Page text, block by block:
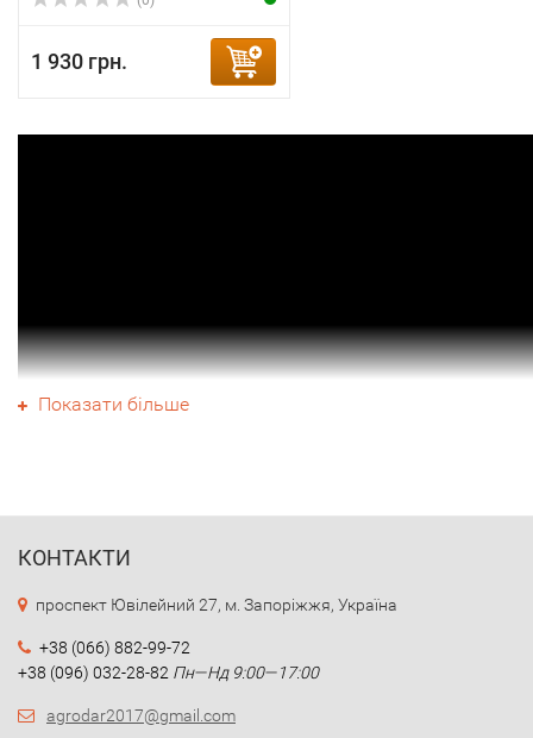
1 930 грн.
Гібриди озимого ріпаку селекції компанії ВНІС мають
факторів для рослин, включаючи дію гербіцидів
в тому числі і до гербіцидів імідазолінонової групи.
Перевагами гібридів озимого ріпаку Всеукраїнського
наукового інституту селекції є висока врожайність,
Показати більше
КОНТАКТИ
проспект Ювілейний 27, м. Запоріжжя, Україна
+38 (066) 882-99-72
+38 (096) 032-28-82 Пн—Нд 9:00—17:00
agrodar2017@gmail.com